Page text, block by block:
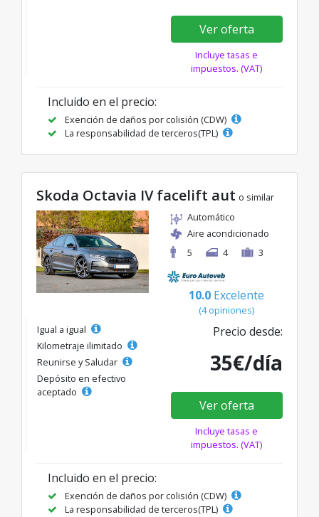
Ver oferta
Incluye tasas e
impuestos. (VAT)
Incluido en el precio:
Exención de daños por colisión (CDW)
La responsabilidad de terceros(TPL)
Skoda Octavia IV facelift aut o similar
Automático
Aire acondicionado
5
4 3
10.0 Excelente
(4 opiniones)
Igual a igual
Kilometraje ilimitado
Reunirse y Saludar
Depósito en efectivo
aceptado
Precio desde:
35€/día
Ver oferta
Incluye tasas e
impuestos. (VAT)
Incluido en el precio:
Exención de daños por colisión (CDW)
La responsabilidad de terceros(TPL)